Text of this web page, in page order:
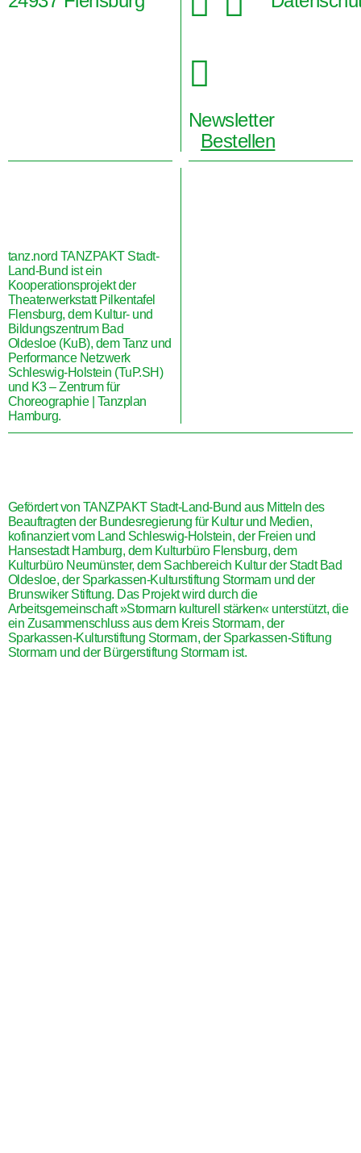

Newsletter
Bestellen
tanz.nord TANZPAKT Stadt-
Land-Bund ist ein
Kooperationsprojekt der
Theaterwerkstatt Pilkentafel
Flensburg, dem Kultur- und
Bildungszentrum Bad
Oldesloe (KuB), dem Tanz und
Performance Netzwerk
Schleswig-Holstein (TuP.SH)
und K3 – Zentrum für
Choreographie | Tanzplan
Hamburg.
Gefördert von TANZPAKT Stadt-Land-Bund aus Mitteln des
Beauftragten der Bundesregierung für Kultur und Medien,
kofinanziert vom Land Schleswig-Holstein, der Freien und
Hansestadt Hamburg, dem Kulturbüro Flensburg, dem
Kulturbüro Neumünster, dem Sachbereich Kultur der Stadt Bad
Oldesloe, der Sparkassen-Kulturstiftung Stormarn und der
Brunswiker Stiftung. Das Projekt wird durch die
Arbeitsgemeinschaft »Stormarn kulturell stärken« unterstützt, die
ein Zusammenschluss aus dem Kreis Stormarn, der
Sparkassen-Kulturstiftung Stormarn, der Sparkassen-Stiftung
Stormarn und der Bürgerstiftung Stormarn ist.